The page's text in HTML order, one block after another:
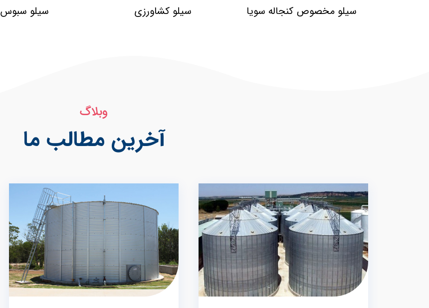
سیلو مخصوص کنجاله سویا سیلو کشاورزی سیلو سبوس
وبلاگ
آخرین مطالب ما